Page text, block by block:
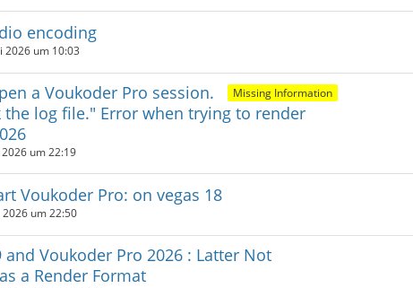
encoding
2026 um 10:03
Missing Information
a Voukoder Pro session.
the log file." Error when trying to render
um 22:19
Voukoder Pro: on vegas 18
2026 um 22:50
and Voukoder Pro 2026 : Latter Not
a Render Format